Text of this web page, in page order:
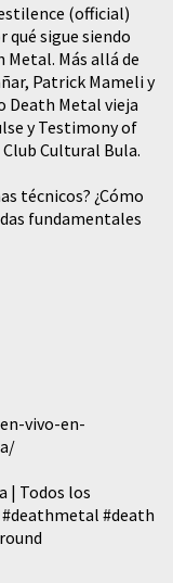
(official)
qué sigue siendo
Más allá de
Patrick Mameli y
Death Metal vieja
y Testimony of
Cultural Bula.
técnicos? ¿Cómo
fundamentales
vivo-en-
| Todos los
#deathmetal #death